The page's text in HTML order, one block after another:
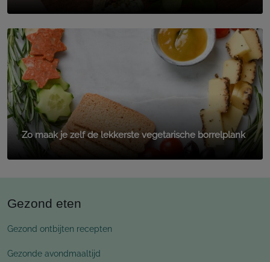
Zo maak je zelf de lekkerste vegetarische borrelplank
Gezond eten
Gezond ontbijten recepten
Gezonde avondmaaltijd